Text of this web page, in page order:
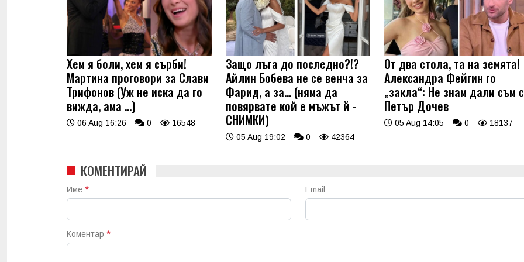
Хем я боли, хем я сърби!
Мартина проговори за Слави
Трифонов (Уж не иска да го
вижда, ама …)
06 Aug 16:26 0 16548
Защо лъга до последно?!?
Айлин Бобева не се венча за
Фарид, а за... (няма да
повярвате кой е мъжът й -
СНИМКИ)
05 Aug 19:02 0 42364
От два стола, та на земята!
Александра Фейгин го
„закла“: Не знам дали съм с
Петър Дочев
05 Aug 14:05 0 18137
КОМЕНТИРАЙ
Име * Email
Коментар *